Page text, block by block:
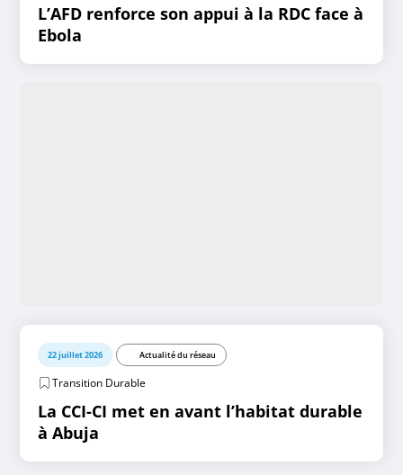
L’AFD renforce son appui à la RDC face à
Ebola
22 juillet 2026 Actualité du réseau
Transition Durable
La CCI-CI met en avant l’habitat durable
à Abuja